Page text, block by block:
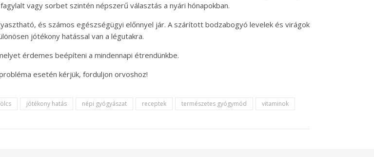
vagy sorbet szintén népszerű választás a nyári hónapokban.
és számos egészségügyi előnnyel jár. A szárított bodzabogyó levelek és virágok
jótékony hatással van a légutakra.
érdemes beépíteni a mindennapi étrendünkbe.
esetén kérjük, forduljon orvoshoz!
jótékony hatás népi gyógyászat receptek természetes gyógymód vitaminok